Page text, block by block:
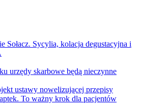
Sołacz. Sycylia, kolacja degustacyjna i
urzędy skarbowe będą nieczynne
ustawy nowelizującej przepisy
To ważny krok dla pacjentów